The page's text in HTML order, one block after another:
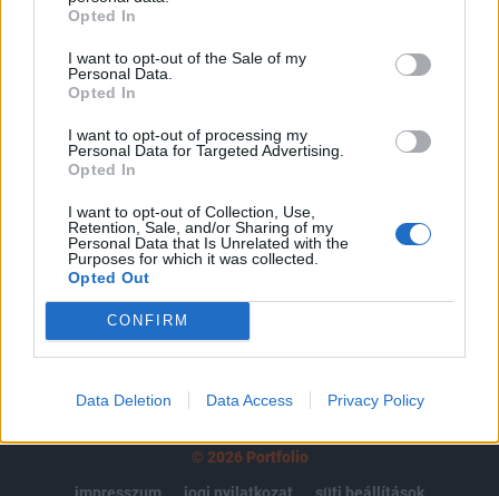
Opted In
I want to opt-out of the Sale of my
Personal Data.
Opted In
I want to opt-out of processing my
Personal Data for Targeted Advertising.
Opted In
I want to opt-out of Collection, Use,
Retention, Sale, and/or Sharing of my
Personal Data that Is Unrelated with the
Purposes for which it was collected.
Opted Out
CONFIRM
Data Deletion Data Access Privacy Policy
regisztrációhoz kötött.
Az előfizetés a következőket tartalmazza:
Portfolio.hu teljes cikkarchívum
kötéslistái
MÁR ELŐFIZETŐNK VAGY?
© 2026 Portfolio
impresszum
jogi nyilatkozat süti beállítások